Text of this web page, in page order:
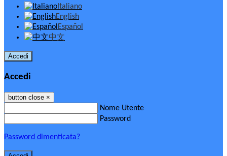
Italiano
English
Español
中文
Accedi
Accedi
button close ×
Nome Utente
Password
Password dimenticata?